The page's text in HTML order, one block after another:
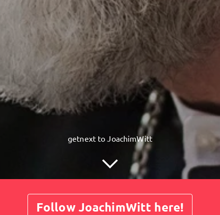
getnext to JoachimWitt
Follow JoachimWitt here!